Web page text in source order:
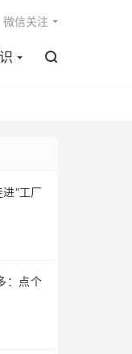

微信关注
“工厂
：点个